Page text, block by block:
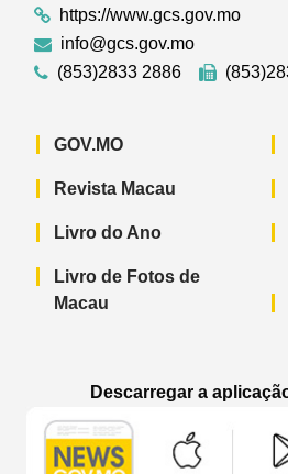
https://www.gcs.gov.mo
info@gcs.gov.mo
(853)2833 2886
GOV.MO
Revista Macau
Livro do Ano
Livro de Fotos de
Macau
Descarregar a